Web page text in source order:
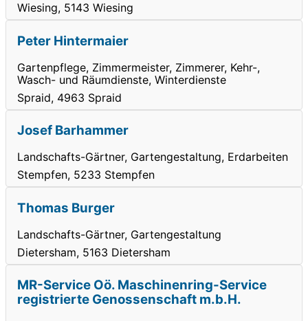
Wiesing, 5143 Wiesing
Peter Hintermaier
Gartenpflege, Zimmermeister, Zimmerer, Kehr-,
Wasch- und Räumdienste, Winterdienste
Spraid, 4963 Spraid
Josef Barhammer
Landschafts-Gärtner, Gartengestaltung, Erdarbeiten
Stempfen, 5233 Stempfen
Thomas Burger
Landschafts-Gärtner, Gartengestaltung
Dietersham, 5163 Dietersham
MR-Service Oö. Maschinenring-Service
registrierte Genossenschaft m.b.H.